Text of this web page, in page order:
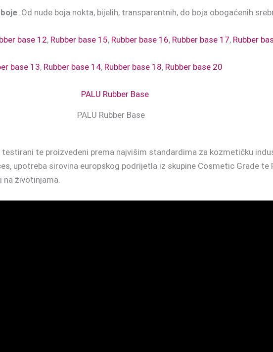
. Od nude boja nokta, bijelih, transparentnih, do boja obogaćenih
base 12, Rubber base 15, Rubber base 16, Rubber base 17, Rubber
base 13, Rubber base 14, Rubber base 18, Rubber base 20
PALU Rubber Base
te proizvedeni prema najvišim standardima za kozmetičku
upotreba sirovina europskog podrijetla iz skupine Cosmetic Grade te
na životinjama.